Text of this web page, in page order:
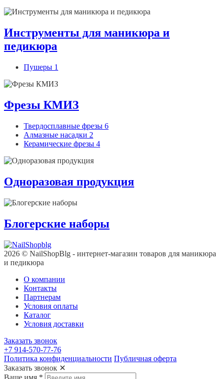
Инструменты для маникюра и
педикюра
Пушеры 1
Фрезы КМИЗ
Твердосплавные фрезы 6
Алмазные насадки 2
Керамические фрезы 4
Одноразовая продукция
Блогерские наборы
2026 © NailShopBlg - интернет-магазин товаров для маникюра
и педикюра
О компании
Контакты
Партнерам
Условия оплаты
Каталог
Условия доставки
Заказать звонок
+7 914-570-77-76
Политика конфиденциальности Публичная оферта
Заказать звонок ✕
Ваше имя *